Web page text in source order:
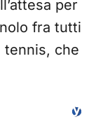
per
fra tutti
tennis, che